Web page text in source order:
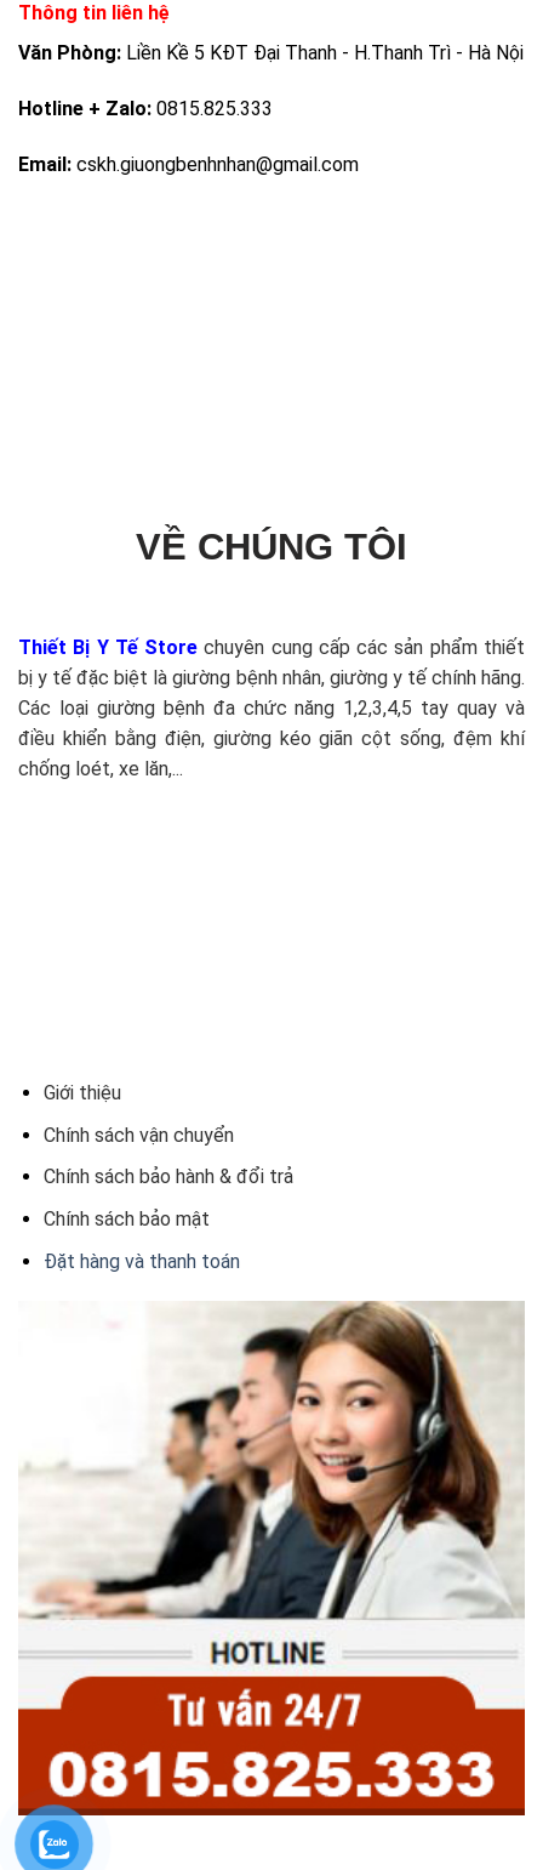
Thông tin liên hệ
Văn Phòng: Liền Kề 5 KĐT Đại Thanh - H.Thanh Trì - Hà Nội
Hotline + Zalo: 0815.825.333
Email: cskh.giuongbenhnhan@gmail.com
VỀ CHÚNG TÔI
Thiết Bị Y Tế Store chuyên cung cấp các sản phẩm thiết
bị y tế đặc biệt là giường bệnh nhân, giường y tế chính hãng.
Các loại giường bệnh đa chức năng 1,2,3,4,5 tay quay và
điều khiển bằng điện, giường kéo giãn cột sống, đệm khí
chống loét, xe lăn,...
Giới thiệu
Chính sách vận chuyển
Chính sách bảo hành & đổi trả
Chính sách bảo mật
Đặt hàng và thanh toán